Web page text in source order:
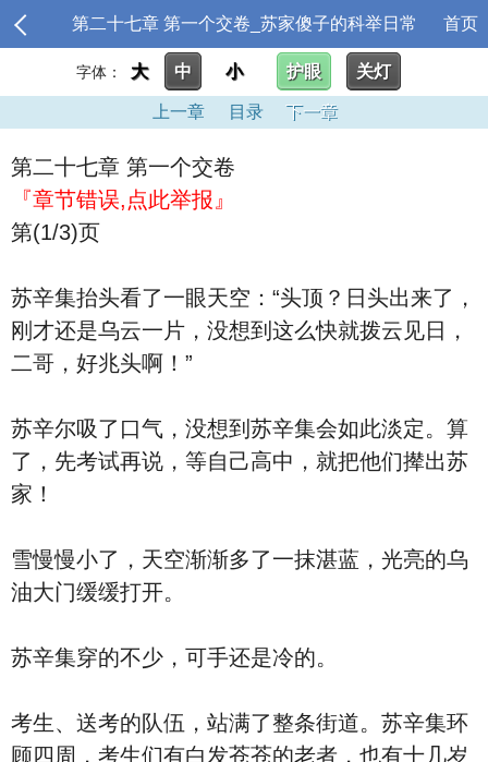
第二十七章 第一个交卷_苏家傻子的科举日常 首页
字体： 大 中 小 护眼 关灯
上一章 目录 下一章
第二十七章 第一个交卷
『章节错误,点此举报』
第(1/3)页
苏辛集抬头看了一眼天空：“头顶？日头出来了，
刚才还是乌云一片，没想到这么快就拨云见日，
二哥，好兆头啊！”
苏辛尔吸了口气，没想到苏辛集会如此淡定。算
了，先考试再说，等自己高中，就把他们撵出苏
家！
雪慢慢小了，天空渐渐多了一抹湛蓝，光亮的乌
油大门缓缓打开。
苏辛集穿的不少，可手还是冷的。
考生、送考的队伍，站满了整条街道。苏辛集环
顾四周，考生们有白发苍苍的老者，也有十几岁